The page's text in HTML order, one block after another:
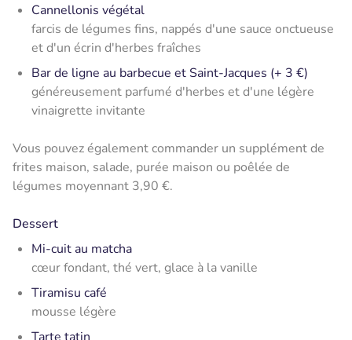
Cannellonis végétal
farcis de légumes fins, nappés d'une sauce onctueuse
et d'un écrin d'herbes fraîches
Bar de ligne au barbecue et Saint-Jacques (+ 3 €)
généreusement parfumé d'herbes et d'une légère
vinaigrette invitante
Vous pouvez également commander un supplément de
frites maison, salade, purée maison ou poêlée de
légumes moyennant 3,90 €.
Dessert
Mi-cuit au matcha
cœur fondant, thé vert, glace à la vanille
Tiramisu café
mousse légère